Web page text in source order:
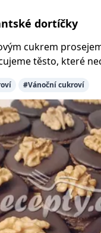
dortíčky
cukrem
těsto, které
#Vánoční cukroví